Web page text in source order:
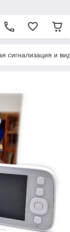
сигнализация и